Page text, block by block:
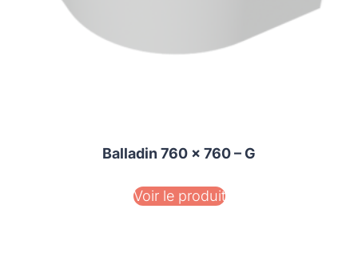
Balladin 760 x 760 – G
Voir le produit